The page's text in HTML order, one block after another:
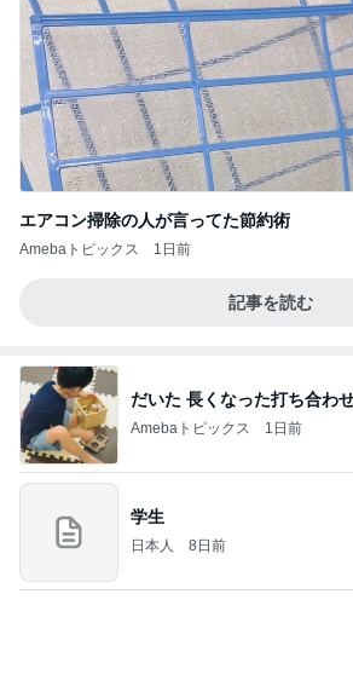
エアコン掃除の人が言ってた節約術
Amebaトピックス 1日前
記事を読む
だいた 長くなった打ち合わ
Amebaトピックス 1日前
学生
日本人 8日前